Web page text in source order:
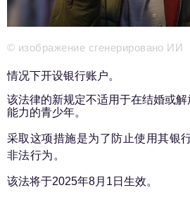
info@business-magazine.online
广告部
reklama@business-magazine.online
podpiska@business-magazine.online
合作伙伴关系部
partner@business-magazine.online
© изображение сгенерировано ИИ
情况下开设银行账户。
该法律的新规定不适用于在结婚或
能力的青少年。
采取这项措施是为了防止使用其银
非法行为。
该法将于2025年8月1日生效。